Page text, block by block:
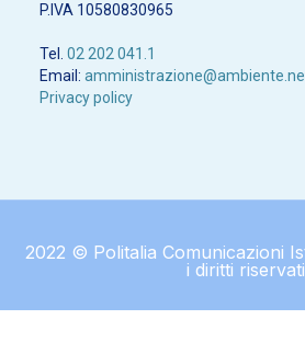
P.IVA 10580830965
Tel. 02 202 041.1
Email:
Privacy policy
2022 © Politalia Comunicazioni
i diritti riservati